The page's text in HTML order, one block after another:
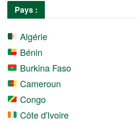
Pays :
Algérie
Bénin
Burkina Faso
Cameroun
Congo
Côte d'Ivoire